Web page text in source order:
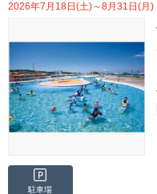
2026年7月18日(土)～8月31日(月)
駐車場